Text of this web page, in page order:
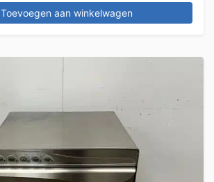
Toevoegen aan winkelwagen